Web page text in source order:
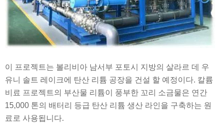
이 프로젝트는 볼리비아 남서부 포토시 지방의 살라르 데 우
유니 솔트 레이크에 탄산 리튬 공장을 건설 할 예정이다. 칼륨
비료 프로젝트의 부산물 리튬이 풍부한 꼬리 소금물은 연간
15,000 톤의 배터리 등급 탄산 리튬 생산 라인을 구축하는 원
료로 사용됩니다.